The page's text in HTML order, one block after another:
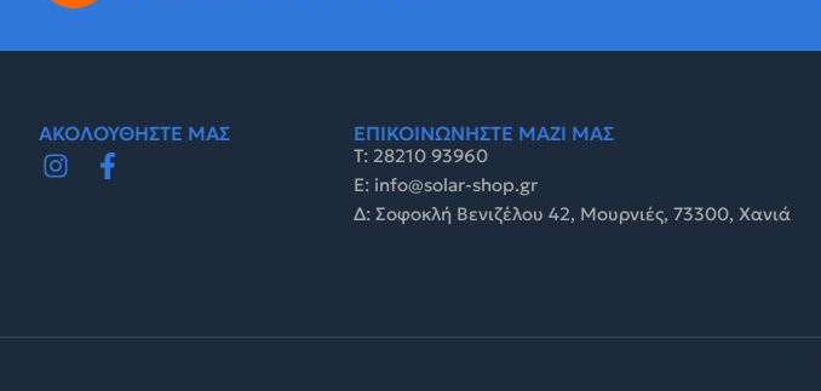
ΑΚΟΛΟΥΘΗΣΤΕ ΜΑΣ ΕΠΙΚΟΙΝΩΝΗΣΤΕ ΜΑΖΙ ΜΑΣ
Τ: 28210 93960
E: info@solar-shop.gr
Δ: Σοφοκλή Βενιζέλου 42, Μουρνιές, 73300, Χανιά